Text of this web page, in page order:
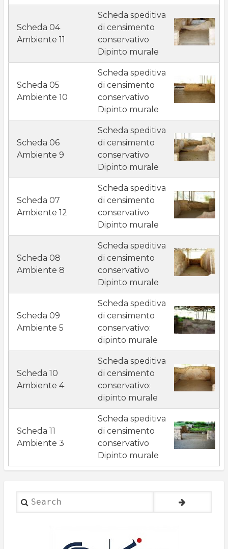
Scheda 04
Ambiente 11
Scheda speditiva
di censimento
conservativo
Dipinto murale
Scheda 05
Ambiente 10
Scheda speditiva
di censimento
conservativo
Dipinto murale
Scheda 06
Ambiente 9
Scheda speditiva
di censimento
conservativo
Dipinto murale
Scheda 07
Ambiente 12
Scheda speditiva
di censimento
conservativo
Dipinto murale
Scheda 08
Ambiente 8
Scheda speditiva
di censimento
conservativo
Dipinto murale
Scheda 09
Ambiente 5
Scheda speditiva
di censimento
conservativo:
dipinto murale
Scheda 10
Ambiente 4
Scheda speditiva
di censimento
conservativo:
dipinto murale
Scheda 11
Ambiente 3
Scheda speditiva
di censimento
conservativo
Dipinto murale
Search